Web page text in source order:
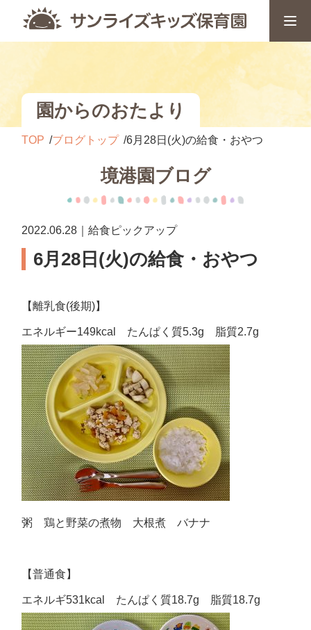
園からのおたより
TOP ブログトップ 6月28日(火)の給食・おやつ
境港園ブログ
2022.06.28｜給食ピックアップ
6月28日(火)の給食・おやつ
【離乳食(後期)】
エネルギー149kcal たんぱく質5.3g 脂質2.7g
粥 鶏と野菜の煮物 大根煮 バナナ
【普通食】
エネルギ531kcal たんぱく質18.7g 脂質18.7g